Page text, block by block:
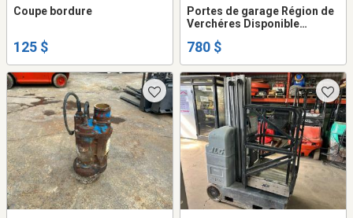
Coupe bordure
125 $
Portes de garage Région de
Verchéres Disponible
780 $